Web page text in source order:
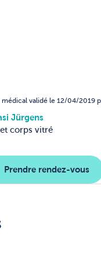
médical validé le 12/04/2019
Jürgens
corps vitré
Prendre rendez-vous